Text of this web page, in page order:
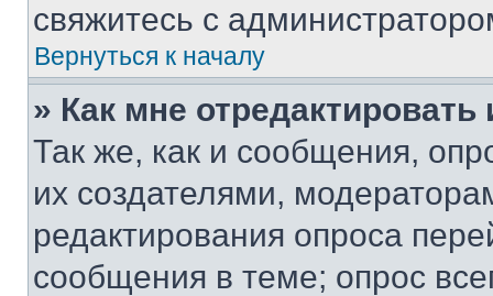
свяжитесь с
Вернуться к началу
» Как мне
Так же, как и сообщения,
их создателями,
редактирования опроса
сообщения в теме; опрос